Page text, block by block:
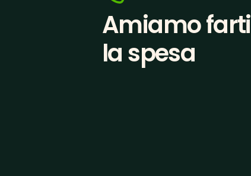
Amiamo farti
la spesa